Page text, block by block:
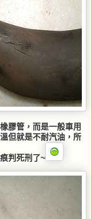
膠管，而是一般車用
但就是不耐汽油，所
判死刑了~